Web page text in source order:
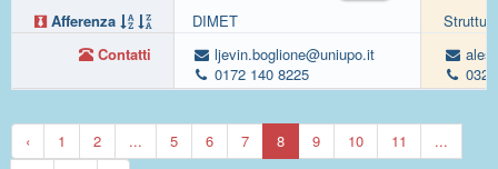
Afferenza
Contatti
DIMET
ljevin.boglione@uniupo.it
0172 140 8225
‹ 1 2 ... 5 6 7 8 9 10 11
...